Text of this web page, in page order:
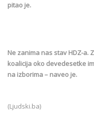
pitao je.
Ne zanima nas stav HDZ-a.
koalicija oko devedesetke
na izborima – naveo je.
(Ljudski.ba)